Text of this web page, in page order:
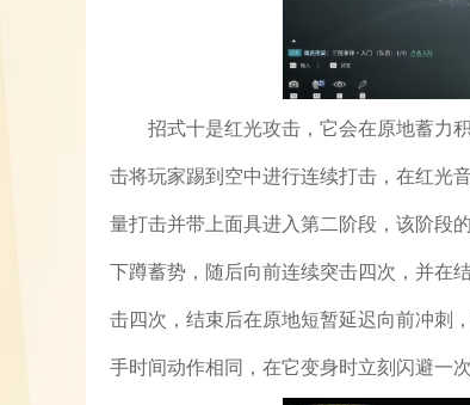
招式十是红光攻击，它会在原地蓄力
击将玩家踢到空中进行连续打击，在红光
量打击并带上面具进入第二阶段，该阶段
下蹲蓄势，随后向前连续突击四次，并在
击四次，结束后在原地短暂延迟向前冲刺
手时间动作相同，在它变身时立刻闪避一